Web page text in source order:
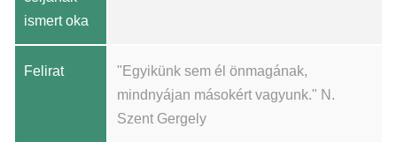
ismert oka
Felirat
"Egyikünk sem él önmagának,
mindnyájan másokért vagyunk." N.
Szent Gergely